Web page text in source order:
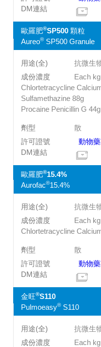
歐羅肥®SP500 顆粒
Aureo®SP500 Granule
抗微生
Each
Chlortetracycline
Sulfamethazine 88g
Procaine Penicillin G
散
動物
歐羅肥®15.4%
Aurofac®15.4%
抗微生
Each
Chlortetracycline
散
動物
金旺®S110
Pulmoeasy®S110
抗微生
Each